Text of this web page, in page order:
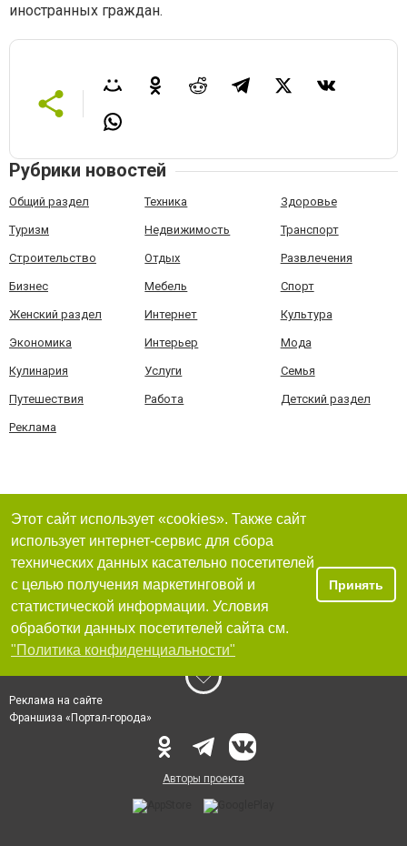
иностранных граждан.
Рубрики новостей
Общий раздел Техника Здоровье
Туризм Недвижимость Транспорт
Строительство Отдых Развлечения
Бизнес Мебель Спорт
Женский раздел Интернет Культура
Экономика Интерьер Мода
Кулинария Услуги Семья
Путешествия Работа Детский раздел
Реклама
Этот сайт использует «cookies». Также сайт
использует интернет-сервис для сбора
технических данных касательно посетителей
с целью получения маркетинговой и
статистической информации. Условия
обработки данных посетителей сайта см.
"Политика конфиденциальности"
Принять
Реклама на сайте
Франшиза «Портал-города»
Авторы проекта